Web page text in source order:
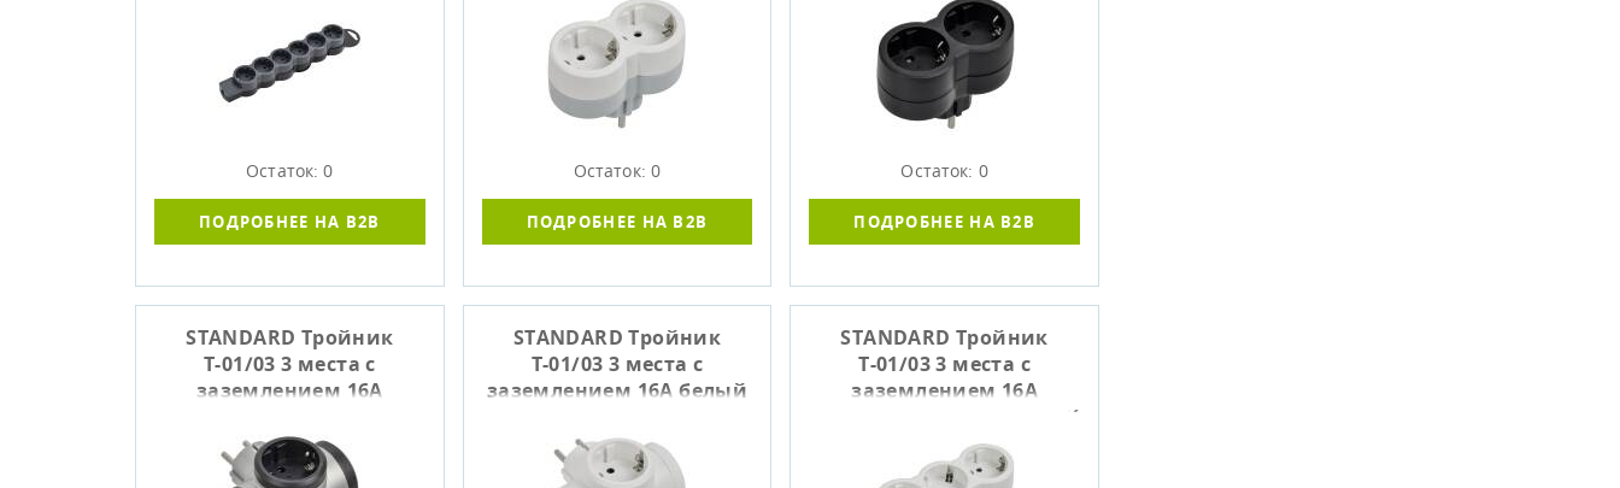
Остаток: 0
ПОДРОБНЕЕ НА B2B
Остаток: 0
ПОДРОБНЕЕ НА B2B
IEK
Остаток: 0
ПОДРОБНЕЕ НА B2B
STANDARD Тройник
Т-01/03 3 места с
заземлением 16А
STANDARD Тройник
Т-01/03 3 места с
заземлением 16А белый
STANDARD Тройник
Т-01/03 3 места с
заземлением 16А
вертикальный белый IEK